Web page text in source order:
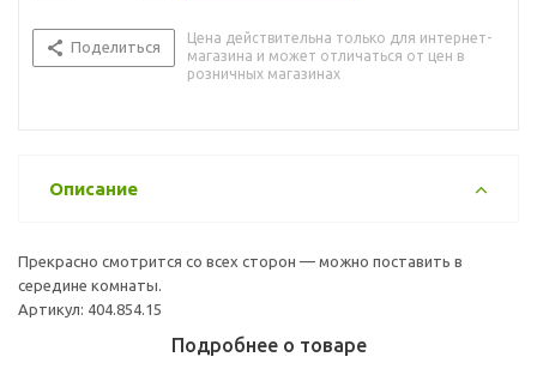
Поделиться
Цена действительна только для интернет-
магазина и может отличаться от цен в
розничных магазинах
Описание
Прекрасно смотрится со всех сторон — можно поставить в
середине комнаты.
Артикул: 404.854.15
Подробнее о товаре